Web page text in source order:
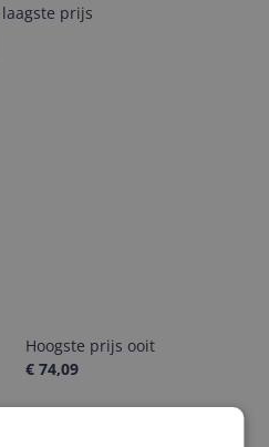
prijs
Hoogste prijs ooit
€ 74,09